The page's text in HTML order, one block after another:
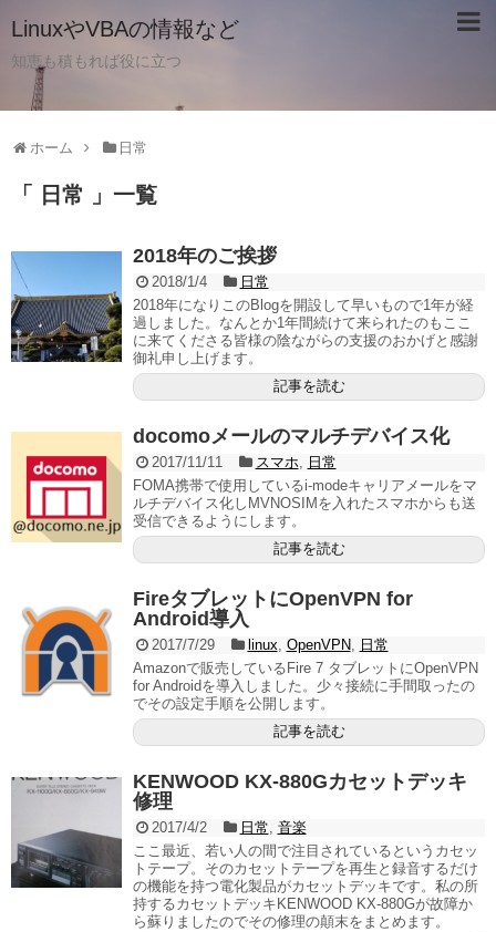
LinuxやVBAの情報など
知恵も積もれば役に立つ
ホーム 日常
「 日常 」一覧
2018年のご挨拶
2018/1/4
日常
2018年になりこのBlogを開設して早いもので1年が経
過しました。なんとか1年間続けて来られたのもここ
に来てくださる皆様の陰ながらの支援のおかげと感謝
御礼申し上げます。
記事を読む
docomoメールのマルチデバイス化
2017/11/11 スマホ, 日常
FOMA携帯で使用しているi-modeキャリアメールをマ
ルチデバイス化しMVNOSIMを入れたスマホからも送
受信できるようにします。
記事を読む
FireタブレットにOpenVPN for
Android導入
2017/7/29 linux, OpenVPN, 日常
Amazonで販売しているFire 7 タブレットにOpenVPN
for Androidを導入しました。少々接続に手間取ったの
でその設定手順を公開します。
記事を読む
KENWOOD KX-880Gカセットデッキ
修理
2017/4/2 日常, 音楽
ここ最近、若い人の間で注目されているというカセッ
トテープ。そのカセットテープを再生と録音するだけ
の機能を持つ電化製品がカセットデッキです。私の所
持するカセットデッキKENWOOD KX-880Gが故障か
ら蘇りましたのでその修理の顛末をまとめます。